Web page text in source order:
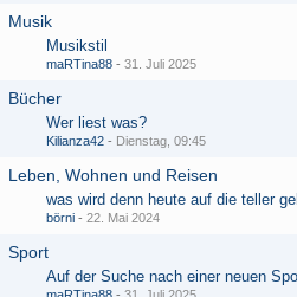
Musik
Musikstil
maRTina88 - 31. Juli 2025
Bücher
Wer liest was?
Kilianza42 - Dienstag, 09:45
Leben, Wohnen und Reisen
was wird denn heute auf die teller
börni - 22. Mai 2024
Sport
Auf der Suche nach einer neuen